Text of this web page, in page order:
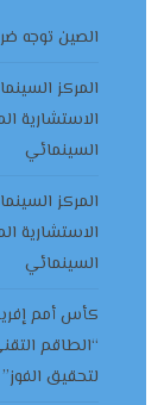
الصين توجه
المركز
الاستشارية
السينمائي
المركز
الاستشارية
السينمائي
“الطاقم
لتحقيق الفوز”